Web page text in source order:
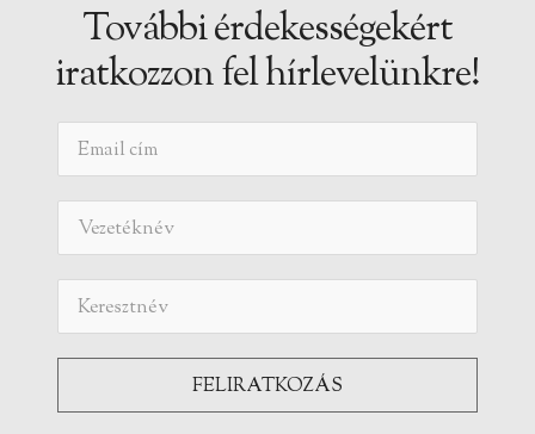
További érdekességekért
iratkozzon fel hírlevelünkre!